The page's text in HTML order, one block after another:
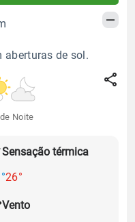
aberturas de sol.
Noite
Sensação térmica
26°
Vento